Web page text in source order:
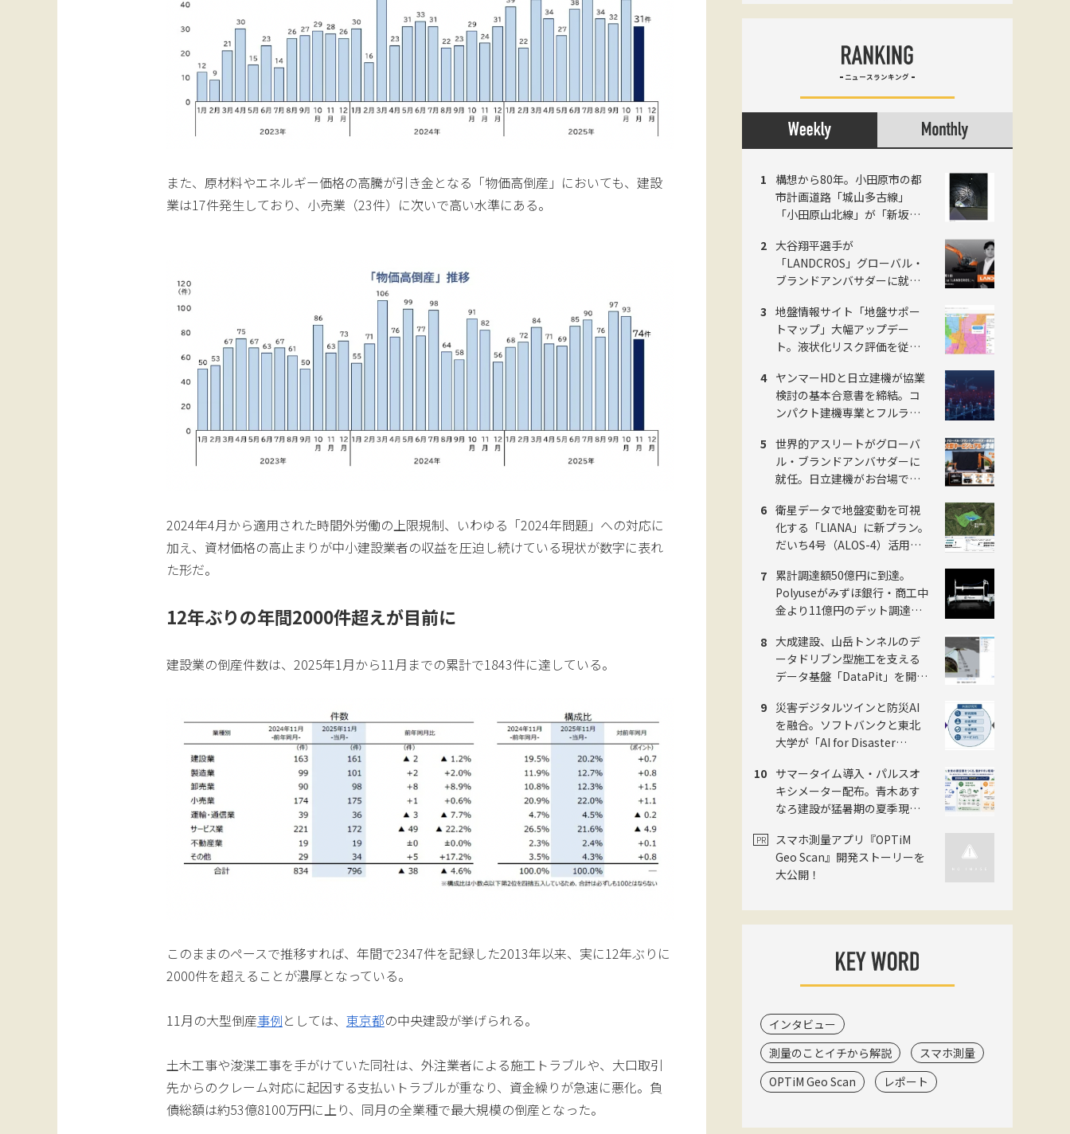
また、原材料やエネルギー価格の高騰が引き金となる「物価高倒産」においても、建設
業は17件発生しており、小売業（23件）に次いで高い水準にある。
2024年4月から適用された時間外労働の上限規制、いわゆる「2024年問題」への対応に
加え、資材価格の高止まりが中小建設業者の収益を圧迫し続けている現状が数字に表れ
た形だ。
12年ぶりの年間2000件超えが目前に
建設業の倒産件数は、2025年1月から11月までの累計で1843件に達している。
このままのペースで推移すれば、年間で2347件を記録した2013年以来、実に12年ぶりに
2000件を超えることが濃厚となっている。
11月の大型倒産事例としては、 東京都の中央建設が挙げられる。
土木工事や浚渫工事を手がけていた同社は、外注業者による施工トラブルや、大口取引
先からのクレーム対応に起因する支払いトラブルが重なり、資金繰りが急速に悪化。負
債総額は約53億8100万円に上り、同月の全業種で最大規模の倒産となった。
ニュースランキング
構想から80年。小田原市の都
市計画道路「城山多古線」
「小田原山北線」が「新坂下
地域の南北軸に
大谷翔平選手が
「LANDCROS」グローバル・
ブランドアンバサダーに就
表会をお台場で開催
地盤情報サイト「地盤サポー
トマップ」大幅アップデー
ト。液状化リスク評価を従来4
ンホームシールド社
ヤンマーHDと日立建機が協業
検討の基本合意書を締結。コ
ンパクト建機専業とフルライ
世界的アスリートがグローバ
ル・ブランドアンバサダーに
就任。日立建機がお台場で
を発表・巨大油圧ショベル乗
車体験も
衛星データで地盤変動を可視
化する「LIANA」に新プラン。
だいち4号（ALOS-4）活用で
JSAT・ゼンリン・日本工営の
3社
累計調達額50億円に到達。
Polyuseがみずほ銀行・商工中
金より11億円のデット調達・
AI進化を加速
大成建設、山岳トンネルのデ
ータドリブン型施工を支える
データ基盤「DataPit」を開
を月3日から5分へ短縮
災害デジタルツインと防災AI
を融合。ソフトバンクと東北
大学が「AI for Disaster
に設立
サマータイム導入・パルスオ
キシメーター配布。青木あす
なろ建設が猛暑期の夏季現場
開始
スマホ測量アプリ『OPTiM
Geo Scan』開発ストーリーを
大公開！
インタビュー
測量のことイチから解説
スマホ測量
OPTiM Geo Scan
レポート